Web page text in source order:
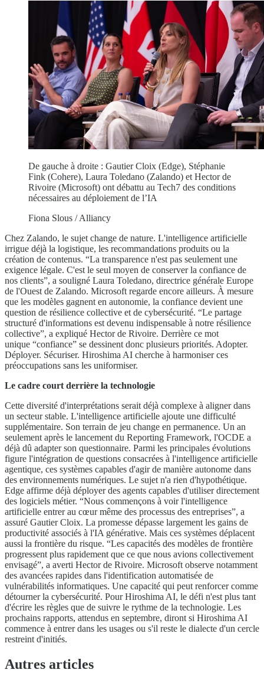
De gauche à droite : Gautier Cloix (Edge), Stéphanie
Fink (Cohere), Laura Toledano (Zalando) et Hector de
Rivoire (Microsoft) ont débattu au Tech7 des conditions
nécessaires au déploiement de l’IA
Fiona Slous / Alliancy
Chez Zalando, le sujet change de nature. L'intelligence artificielle
irrigue déjà la logistique, les recommandations produits ou la
création de contenus. “La transparence n'est pas seulement une
exigence légale. C'est le seul moyen de conserver la confiance de
nos clients”, a souligné Laura Toledano, directrice générale Europe
de l'Ouest de Zalando. Microsoft regarde encore ailleurs. À mesure
que les modèles gagnent en autonomie, la confiance devient une
question de résilience collective et de cybersécurité. “Le partage
structuré d'informations est devenu indispensable à notre résilience
collective”, a expliqué Hector de Rivoire. Derrière ce mot
unique “confiance” se dessinent donc plusieurs priorités. Adopter.
Déployer. Sécuriser. Hiroshima AI cherche à harmoniser ces
préoccupations sans les uniformiser.
Le cadre court derrière la technologie
Cette diversité d'interprétations serait déjà complexe à aligner dans
un secteur stable. L'intelligence artificielle ajoute une difficulté
supplémentaire. Son terrain de jeu change en permanence. Un an
seulement après le lancement du Reporting Framework, l'OCDE a
déjà dû adapter son questionnaire. Parmi les principales évolutions
figure l'intégration de questions consacrées à l'intelligence artificielle
agentique, ces systèmes capables d'agir de manière autonome dans
des environnements numériques. Le sujet n'a rien d'hypothétique.
Edge affirme déjà déployer des agents capables d'utiliser directement
des logiciels métier. “Nous commençons à voir l'intelligence
artificielle entrer au cœur même des processus des entreprises”, a
assuré Gautier Cloix. La promesse dépasse largement les gains de
productivité associés à l'IA générative. Mais ces systèmes déplacent
aussi la frontière du risque. “Les capacités des modèles de frontière
progressent plus rapidement que ce que nous avions collectivement
envisagé”, a averti Hector de Rivoire. Microsoft observe notamment
des avancées rapides dans l'identification automatisée de
vulnérabilités informatiques. Une capacité qui peut renforcer comme
détourner la cybersécurité. Pour Hiroshima AI, le défi n'est plus tant
d'écrire les règles que de suivre le rythme de la technologie. Les
prochains rapports, attendus en septembre, diront si Hiroshima AI
commence à entrer dans les usages ou s'il reste le dialecte d'un cercle
restreint d'initiés.
Autres articles